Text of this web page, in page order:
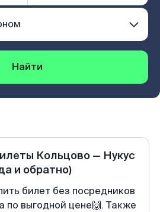
Найти
Кольцово — Нукус
и обратно)
билет без посредников
по выгодной цене🙌. Также